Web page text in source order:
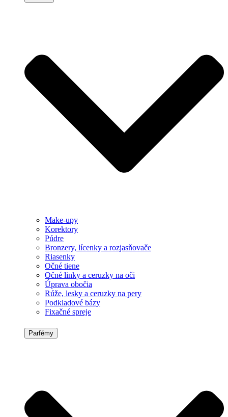
Make-upy
Korektory
Púdre
Bronzery, lícenky a rozjasňovače
Riasenky
Očné tiene
Očné linky a ceruzky na oči
Úprava obočia
Rúže, lesky a ceruzky na pery
Podkladové bázy
Fixačné spreje
Parfémy